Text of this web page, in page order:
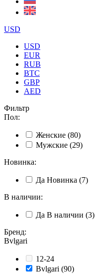
USD
USD
EUR
RUB
BTC
GBP
AED
Фильтр
Пол:
Женские (80)
Мужские (29)
Новинка:
Да Новинка (7)
В наличии:
Да В наличии (3)
Бренд:
Bvlgari
12-24
Bvlgari (90)